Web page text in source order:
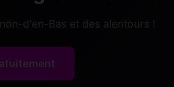
d'en-Bas et des alentours !